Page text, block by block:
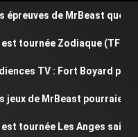
de MrBeast que vous
Zodiaque (TF1) ?
TV : Fort Boyard perd
de MrBeast pourraient
Les Anges saison